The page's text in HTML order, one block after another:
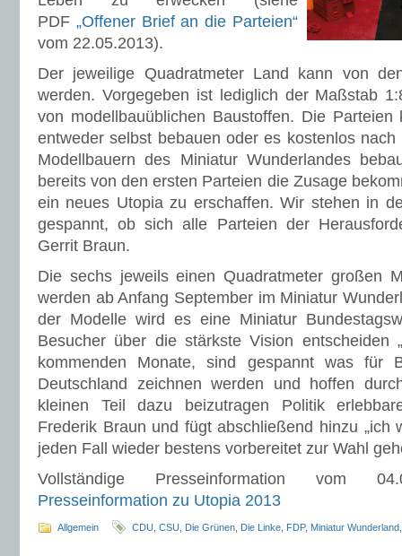
PDF „Offener Brief an die Parteien“
vom 22.05.2013).
Der jeweilige Quadratmeter Land kann von
werden. Vorgegeben ist lediglich der Maßstab
von modellbauüblichen Baustoffen. Die
entweder selbst bebauen oder es kostenlos
Modellbauern des Miniatur Wunderlandes
bereits von den ersten Parteien die Zusage
ein neues Utopia zu erschaffen. Wir stehen in
gespannt, ob sich alle Parteien der
Gerrit Braun.
Die sechs jeweils einen Quadratmeter großen
werden ab Anfang September im Miniatur
der Modelle wird es eine Miniatur
Besucher über die stärkste Vision entscheiden
kommenden Monate, sind gespannt was für
Deutschland zeichnen werden und hoffen
kleinen Teil dazu beizutragen Politik
Frederik Braun und fügt abschließend hinzu „ich
jeden Fall wieder bestens vorbereitet zur Wahl
Vollständige Presseinformation vom
Presseinformation zu Utopia 2013
Allgemein CDU CSU Die Grünen Die Linke FDP, Miniatur Wunderland